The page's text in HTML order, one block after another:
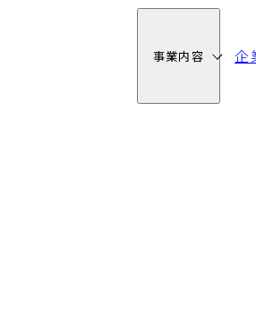
事業内容 企